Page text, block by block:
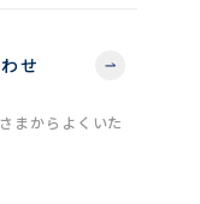
せ
まからよくいた